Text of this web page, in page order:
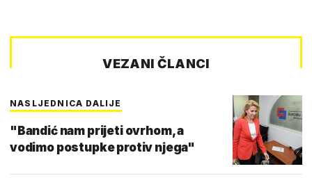
VEZANI ČLANCI
NASLJEDNICA DALIJE
"Bandić nam prijeti ovrhom, a
vodimo postupke protiv njega"